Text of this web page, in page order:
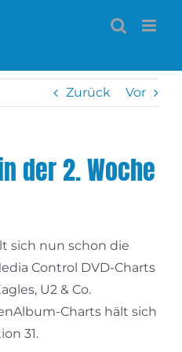
Zurück Vor
der 2. Woche
sich nun schon die
Control DVD-Charts
U2 & Co.
Charts hält sich
31.